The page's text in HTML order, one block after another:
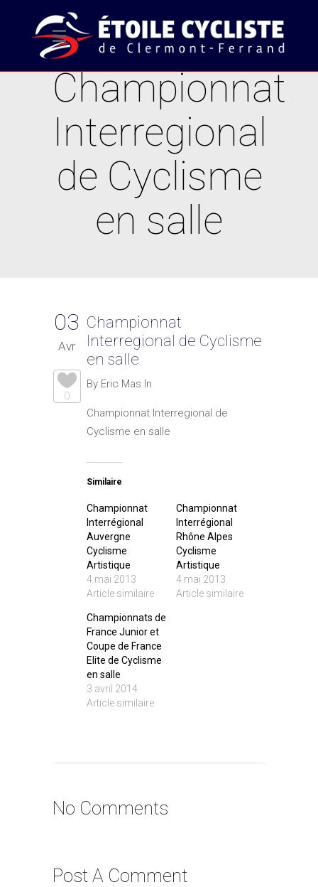
Championnat
Interregional
de Cyclisme
en salle
03
Avr
0
Championnat
Interregional de Cyclisme
en salle
By Eric Mas In
Championnat Interregional de
Cyclisme en salle
Similaire
Championnat
Interrégional
Auvergne
Cyclisme
Artistique
4 mai 2013
Article similaire
Championnat
Interrégional
Rhône Alpes
Cyclisme
Artistique
4 mai 2013
Article similaire
Championnats de
France Junior et
Coupe de France
Elite de Cyclisme
en salle
3 avril 2014
Article similaire
No Comments
Post A Comment